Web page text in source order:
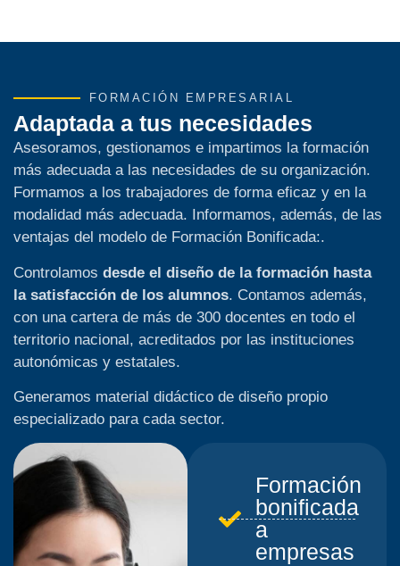
FORMACIÓN EMPRESARIAL
Adaptada a tus necesidades
Asesoramos, gestionamos e impartimos la formación
más adecuada a las necesidades de su organización.
Formamos a los trabajadores de forma eficaz y en la
modalidad más adecuada. Informamos, además, de las
ventajas del modelo de Formación Bonificada:.
Controlamos desde el diseño de la formación hasta
la satisfacción de los alumnos. Contamos además,
con una cartera de más de 300 docentes en todo el
territorio nacional, acreditados por las instituciones
autonómicas y estatales.
Generamos material didáctico de diseño propio
especializado para cada sector.
Formación
bonificada
a
empresas